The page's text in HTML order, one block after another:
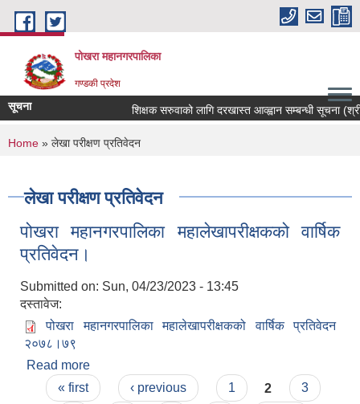
Skip to main content
पोखरा महानगरपालिका
गण्डकी प्रदेश
सूचना शिक्षक सरुवाको लागि दरखास्त आव्ह्वान सम्बन्धी सूचना (श्री
You are here
Home » लेखा परीक्षण प्रतिवेदन
लेखा परीक्षण प्रतिवेदन
पोखरा महानगरपालिका महालेखापरीक्षकको वार्षिक
प्रतिवेदन।
Submitted on: Sun, 04/23/2023 - 13:45
दस्तावेज:
पोखरा महानगरपालिका महालेखापरीक्षकको वार्षिक प्रतिवेदन
२०७८।७९
Read more
प्रतिवेदन।
Pages
« first ‹ previous 1 2
3